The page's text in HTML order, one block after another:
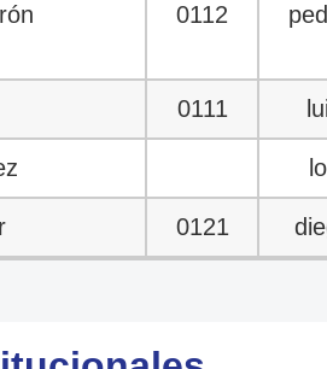
0112
0111
0121